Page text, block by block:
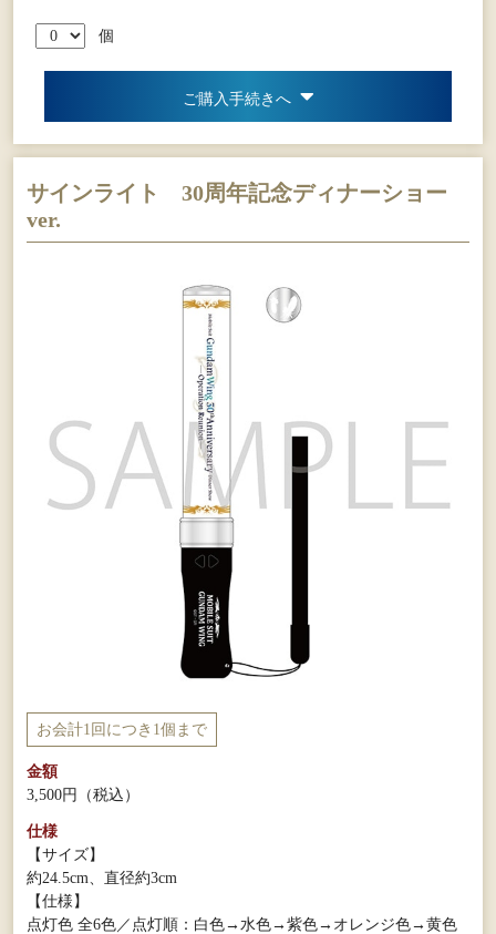
個
ご購入手続きへ
サインライト 30周年記念ディナーショー
ver.
お会計1回につき1個まで
金額
3,500円
（税込）
仕様
【サイズ】
約24.5cm、直径約3cm
【仕様】
点灯色 全6色／点灯順：白色→水色→紫色→オレンジ色→黄色